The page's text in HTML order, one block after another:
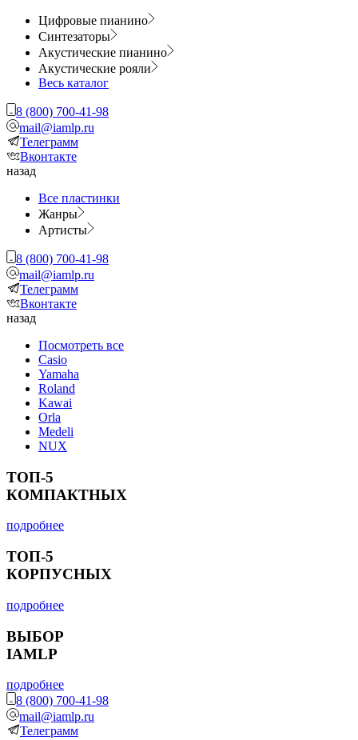
Цифровые пианино
Синтезаторы
Акустические пианино
Акустические рояли
Весь каталог
8 (800) 700-41-98
mail@iamlp.ru
Телеграмм
Вконтакте
назад
Все пластинки
Жанры
Артисты
8 (800) 700-41-98
mail@iamlp.ru
Телеграмм
Вконтакте
назад
Посмотреть все
Casio
Yamaha
Roland
Kawai
Orla
Medeli
NUX
ТОП-5
КОМПАКТНЫХ
подробнее
ТОП-5
КОРПУСНЫХ
подробнее
ВЫБОР
IAMLP
подробнее
8 (800) 700-41-98
mail@iamlp.ru
Телеграмм